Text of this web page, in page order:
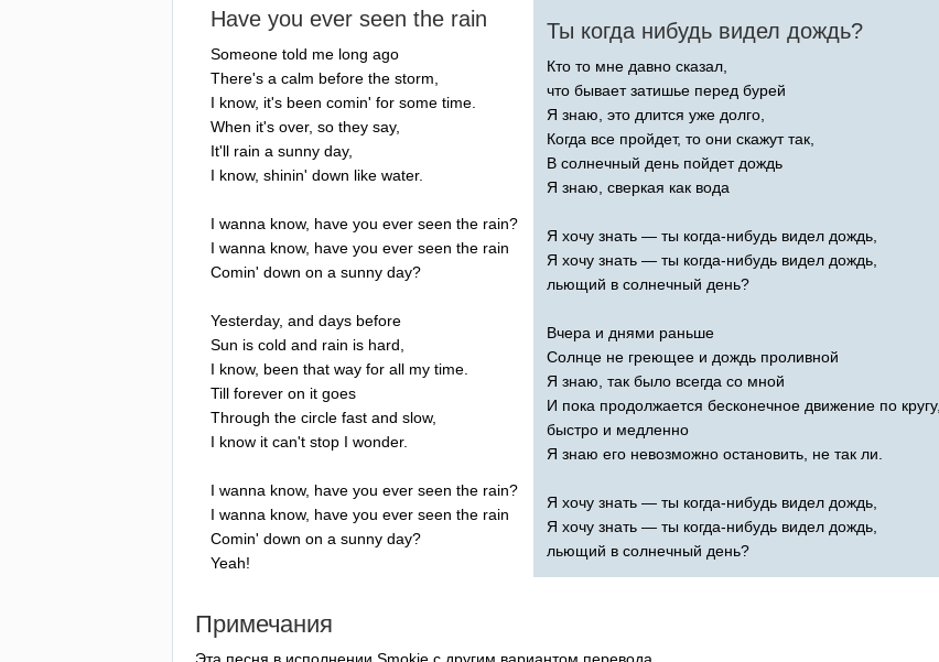
Have you ever seen the rain
Someone told me long ago
There's a calm before the storm
I know, it's been comin' for some time
When it's over, so they say,
It'll rain a sunny day,
I know, shinin' down like water.
I wanna know, have you ever seen the rain?
I wanna know, have you ever seen the rain
Comin' down on a sunny day?
Yesterday, and days before
Sun is cold and rain is hard
I know, been that way for all my time
Till forever on it goes
Through the circle fast and slow,
I know it can't stop I wonder.
I wanna know, have you ever seen the rain?
I wanna know, have you ever seen the rain
Comin' down on a sunny day?
Yeah!
Ты когда нибудь видел дождь?
Кто то мне давно сказал,
что бывает затишье перед бурей
Я знаю, это длится уже долго,
Когда все пройдет, то они скажут так,
В солнечный день пойдет дождь
Я знаю, сверкая как вода
Я хочу знать — ты когда-нибудь видел дождь,
Я хочу знать — ты когда-нибудь видел дождь,
льющий в солнечный день?
Вчера и днями раньше
Солнце не греющее и дождь проливной
Я знаю, так было всегда со мной
И пока продолжается бесконечное движение по кругу,
быстро и медленно
Я знаю его невозможно остановить, не так ли.
Я хочу знать — ты когда-нибудь видел дождь,
Я хочу знать — ты когда-нибудь видел дождь,
льющий в солнечный день?
Примечания